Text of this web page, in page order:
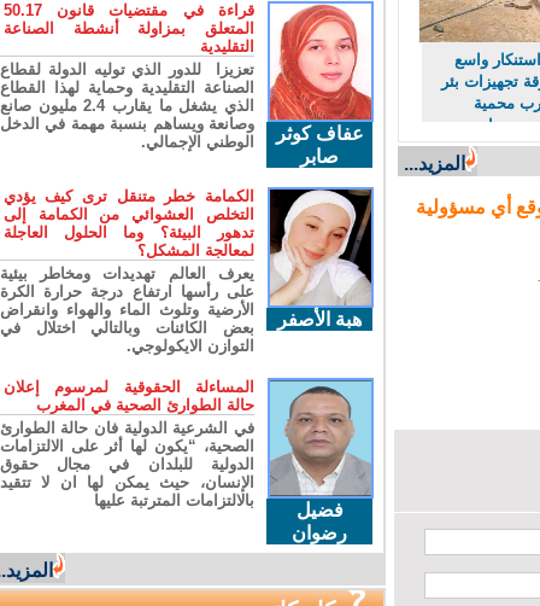
واسع
تجهيزات بئر
محمية
مورد حيوي
المزيد...
أي مسؤولية
عفاف كوثر
صابر
قراءة في مقتضيات قانون 50.17
المتعلق بمزاولة أنشطة الصناعة
التقليدية
تعزيزا للدور الذي توليه الدولة لقطاع
الصناعة التقليدية وحماية لهذا القطاع
الذي يشغل ما يقارب 2.4 مليون صانع
وصانعة ويساهم بنسبة مهمة في الدخل
الوطني الإجمالي.
هبة الأصفر
الكمامة خطر متنقل ترى كيف يؤدي
التخلص العشوائي من الكمامة إلى
تدهور البيئة؟ وما الحلول العاجلة
لمعالجة المشكل؟
يعرف العالم تهديدات ومخاطر بيئية
على رأسها ارتفاع درجة حرارة الكرة
الأرضية وتلوث الماء والهواء وانقراض
بعض الكائنات وبالتالي اختلال في
التوازن الايكولوجي.
فضيل
رضوان
المساءلة الحقوقية لمرسوم إعلان
حالة الطوارئ الصحية في المغرب
في الشرعية الدولية فان حالة الطوارئ
الصحية، “يكون لها أثر على الالتزامات
الدولية للبلدان في مجال حقوق
الإنسان، حيث يمكن لها ان لا تتقيد
بالالتزامات المترتبة عليها
المزيد...